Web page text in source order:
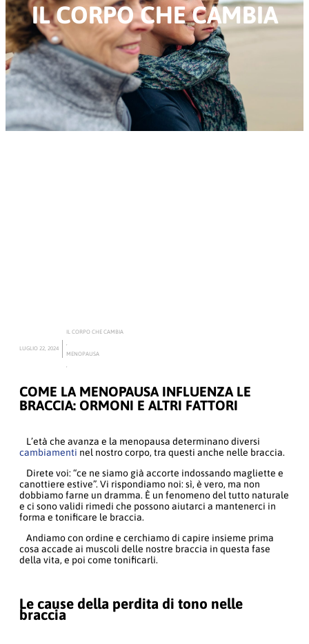
IL CORPO CHE CAMBIA
LUGLIO 22, 2024
IL CORPO CHE CAMBIA
MENOPAUSA
COME LA MENOPAUSA INFLUENZA LE
BRACCIA: ORMONI E ALTRI FATTORI
L’età che avanza e la menopausa determinano diversi
cambiamenti nel nostro corpo, tra questi anche nelle braccia.
Direte voi: “ce ne siamo già accorte indossando magliette e
canottiere estive”. Vi rispondiamo noi: sì, è vero, ma non
dobbiamo farne un dramma. È un fenomeno del tutto naturale
e ci sono validi rimedi che possono aiutarci a mantenerci in
forma e tonificare le braccia.
Andiamo con ordine e cerchiamo di capire insieme prima
cosa accade ai muscoli delle nostre braccia in questa fase
della vita, e poi come tonificarli.
Le cause della perdita di tono nelle
braccia